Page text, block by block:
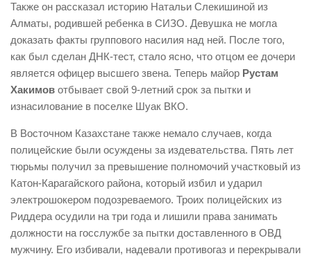
Также он рассказал историю Натальи Слекишиной из
Алматы, родившей ребенка в СИЗО. Девушка не могла
доказать факты группового насилия над ней. После того,
как был сделан ДНК-тест, стало ясно, что отцом ее дочери
является офицер высшего звена. Теперь майор Рустам
Хакимов отбывает свой 9-летний срок за пытки и
изнасилование в поселке Шуак ВКО.
В Восточном Казахстане также немало случаев, когда
полицейские были осуждены за издевательства. Пять лет
тюрьмы получил за превышение полномочий участковый из
Катон-Карагайского района, который избил и ударил
электрошокером подозреваемого. Троих полицейских из
Риддера осудили на три года и лишили права занимать
должности на госслужбе за пытки доставленного в ОВД
мужчину. Его избивали, надевали противогаз и перекрывали